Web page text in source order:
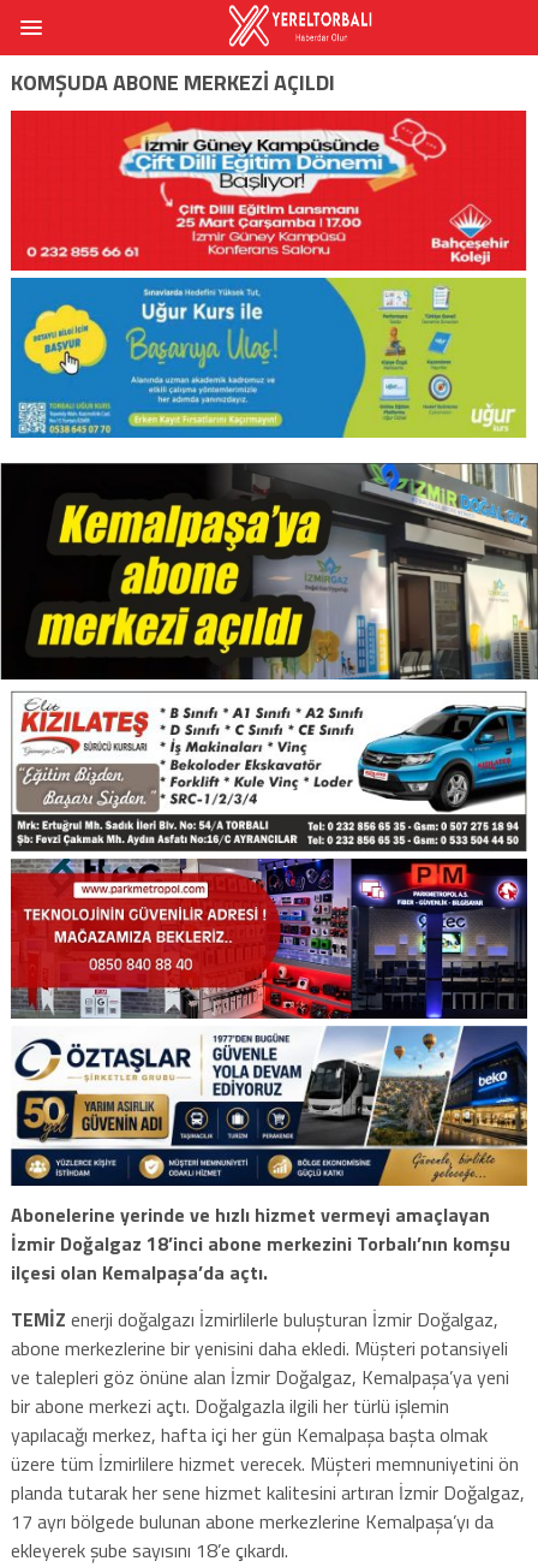
KOMŞUDA ABONE MERKEZI AÇILDI
Abonelerine yerinde ve hızlı hizmet vermeyi amaçlayan
İzmir Doğalgaz 18’inci abone merkezini Torbalı’nın komşu
ilçesi olan Kemalpaşa’da açtı.
TEMİZ enerji doğalgazı İzmirlilerle buluşturan İzmir Doğalgaz,
abone merkezlerine bir yenisini daha ekledi. Müşteri potansiyeli
ve talepleri göz önüne alan İzmir Doğalgaz, Kemalpaşa’ya yeni
bir abone merkezi açtı. Doğalgazla ilgili her türlü işlemin
yapılacağı merkez, hafta içi her gün Kemalpaşa başta olmak
üzere tüm İzmirlilere hizmet verecek. Müşteri memnuniyetini ön
planda tutarak her sene hizmet kalitesini artıran İzmir Doğalgaz,
17 ayrı bölgede bulunan abone merkezlerine Kemalpaşa’yı da
ekleyerek şube sayısını 18’e çıkardı.